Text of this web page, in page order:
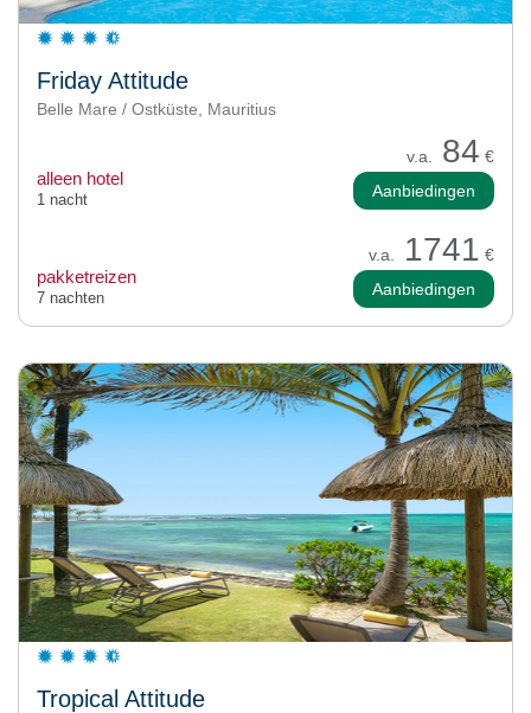
Friday Attitude
Belle Mare / Ostküste, Mauritius
v.a. 84 €
alleen hotel
1 nacht Aanbiedingen
v.a. 1741 €
pakketreizen
7 nachten Aanbiedingen
Tropical Attitude